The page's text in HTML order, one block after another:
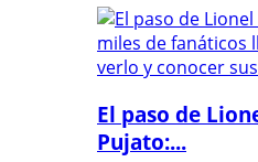
El paso de
Pujato:...